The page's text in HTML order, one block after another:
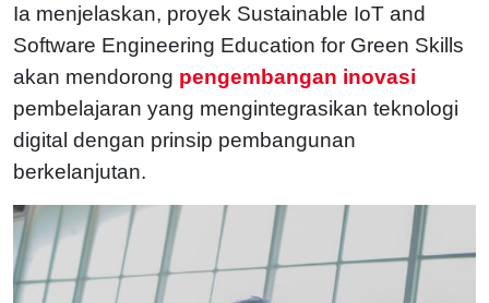
Ia menjelaskan, proyek Sustainable IoT and
Software Engineering Education for Green Skills
akan mendorong pengembangan inovasi
pembelajaran yang mengintegrasikan teknologi
digital dengan prinsip pembangunan
berkelanjutan.